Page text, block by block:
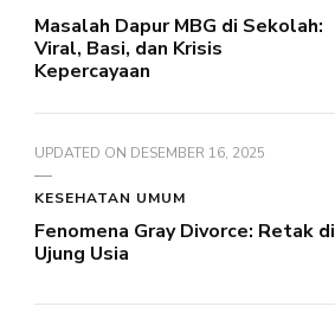
Masalah Dapur MBG di Sekolah:
Viral, Basi, dan Krisis
Kepercayaan
UPDATED ON DESEMBER 16, 2025
KESEHATAN UMUM
Fenomena Gray Divorce: Retak di
Ujung Usia